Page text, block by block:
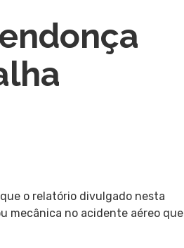
o relatório divulgado nesta
mecânica no acidente aéreo que